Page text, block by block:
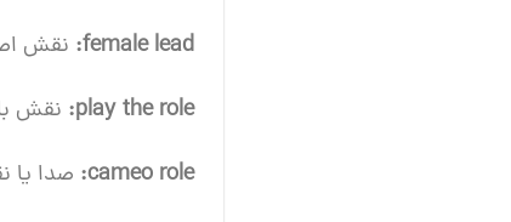
female lead: نقش
play the role: نقش
cameo role: صدا یا